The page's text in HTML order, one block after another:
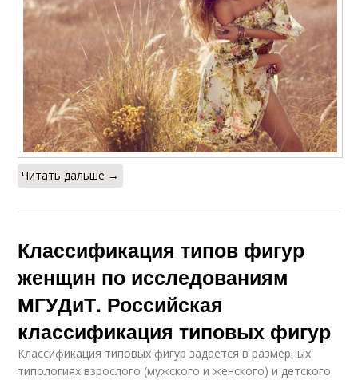
Читать дальше →
Классификация типов фигур
женщин по исследованиям
МГУДиТ. Российская
классификация типовых фигур
Классификация типовых фигур задается в размерных
типологиях взрослого (мужского и женского) и детского